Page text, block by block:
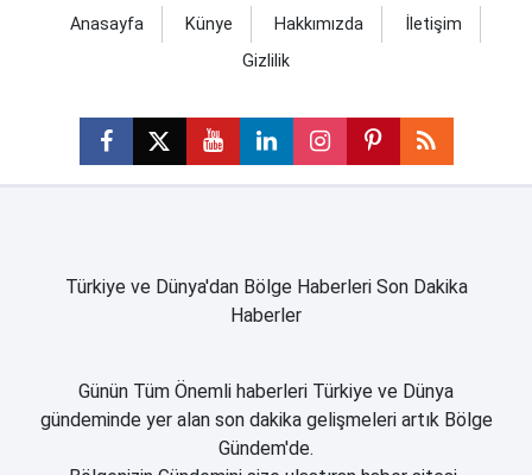
Anasayfa Künye Hakkımızda
İletişim
Gizlilik
Türkiye ve Dünya'dan Bölge Haberleri Son Dakika
Haberler
Günün Tüm Önemli haberleri Türkiye ve Dünya
gündeminde yer alan son dakika gelişmeleri artık Bölge
Gündem'de.